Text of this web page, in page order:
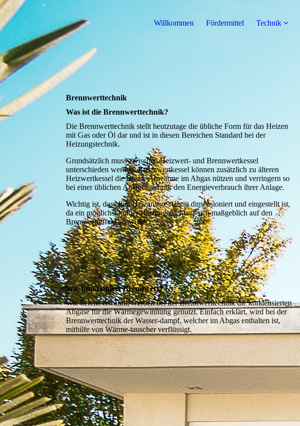
Willkommen Fördermittel Technik
Brennwerttechnik
Was ist die Brennwerttechnik?
Die Brennwerttechnik stellt heutzutage die übliche Form für das Heizen
mit Gas oder Öl dar und ist in diesen Bereichen Standard bei der
Heizungstechnik.
Grundsätzlich muss zwischen Heizwert- und Brennwertkessel
unterschieden werden. Brennwertkessel können zusätzlich zu älteren
Heizwertkessel die latente Abwärme im Abgas nützen und verringern so
bei einer üblichen Anlagentechnik den Energieverbrauch ihrer Anlage.
Wichtig ist, dass Ihre Heizanlage richtig dimensioniert und eingestellt ist,
da ein möglichst kühler Heizungsrücklauf sich maßgeblich auf den
Brennwerteffekt auswirkt.
Wie funktioniert Brennwert?
Wie bereits erwähnt, werden bei der Brennwerttechnik die kondensierten
Abgase für die Wärmegewinnung genutzt. Einfach erklärt, wird bei der
Brennwerttechnik der Wasser-dampf, welcher im Abgas enthalten ist,
mithilfe von Wärme-tauscher verflüssigt.